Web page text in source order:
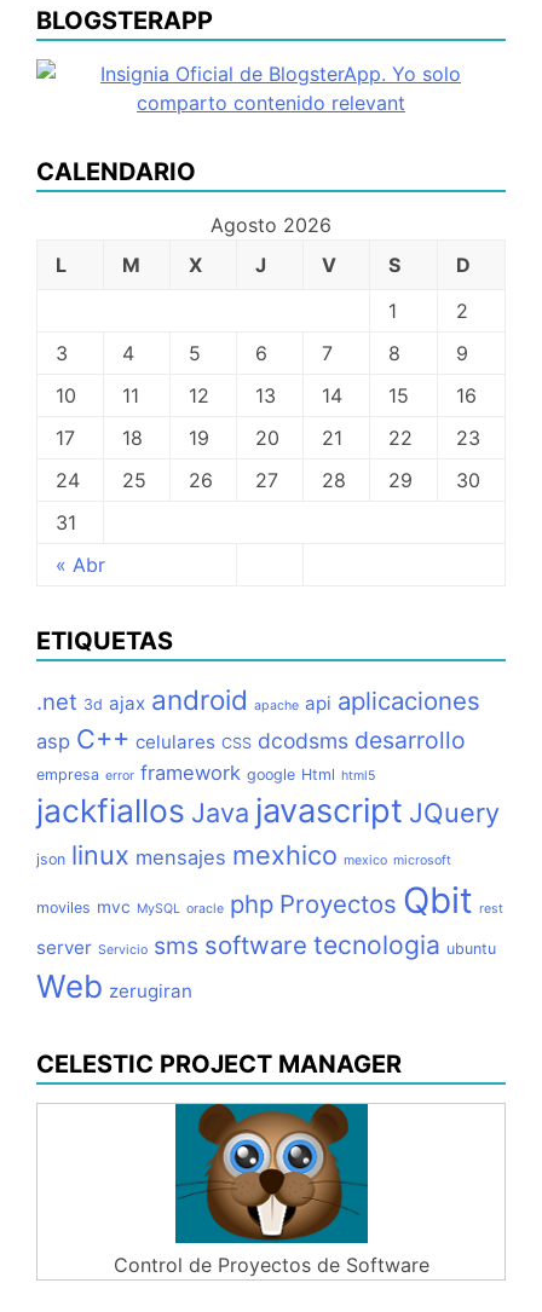
BLOGSTERAPP
CALENDARIO
Agosto 2026
L
M X J V S D
« Abr
1
2
3
4 5 6 7 8
9
10
11 12 13 14 15
16
17
18 19 20 21 22
23
24
25 26 27 28 29
30
31
ETIQUETAS
.net 3d ajax android apache api aplicaciones
asp C++ celulares CSS dcodsms desarrollo
empresa error framework google Html html5
jackfiallos Java javascript JQuery
json linux mensajes mexhico mexico microsoft
moviles mvc MySQL oracle php Proyectos Qbit rest
server Servicio sms software tecnologia ubuntu
Web zerugiran
CELESTIC PROJECT MANAGER
Control de Proyectos de Software